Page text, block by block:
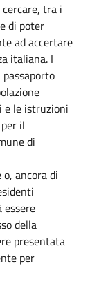
tra i
di poter
ad accertare
italiana. I
e le istruzioni
il
di
o, ancora di
essere
della
presentata
per